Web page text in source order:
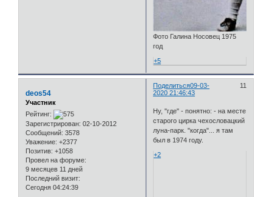
Фото Галина Носовец 1975
год
+5
Поделиться 11
09-03-
2020 21:46:43
deos54
Участник
Рейтинг:
Зарегистрирован: 02-10-2012
Сообщений: 3578
Уважение: +2377
Позитив: +1058
Провел на форуме:
9 месяцев 11 дней
Последний визит:
Сегодня 04:24:39
Ну, "где" - понятно: - на месте
старого цирка чехословацкий
луна-парк. "когда"... я там
был в 1974 году.
+2